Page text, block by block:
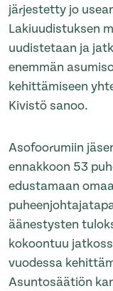
järjestetty jo
Lakiuudistuksen
uudistetaan ja
enemmän
kehittämiseen
Kivistö sanoo.
Asofoorumiin
ennakkoon 53
edustamaan
äänestysten
kokoontuu
vuodessa
Asuntosäätiön